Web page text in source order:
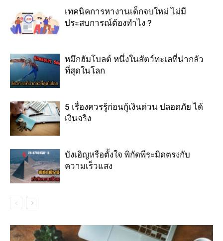
เทคนิคการหางานเด็กจบใหม่ ไม่มี
ประสบการณ์ต้องทำไง ?
หมึกฮัมโบลต์ หนึ่งในสัตว์ทะเลที่น่ากลัว
ที่สุดในโลก
5 เรื่องควรรู้ก่อนกู้เงินด่วน ปลอดภัย ได้
เงินจริง
บังเอิญหรือตั้งใจ พิกัดพีระมิดตรงกับ
ความเร็วแสง